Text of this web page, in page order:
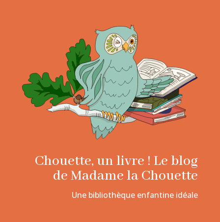
Chouette, un livre ! Le blog
de Madame la Chouette
Une bibliothèque enfantine idéale